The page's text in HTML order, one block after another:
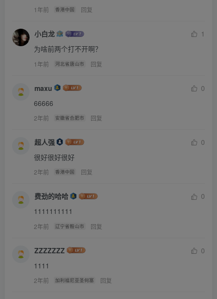
“看见茄子姐姐喂贝茄了，眼红了？觉得茄子姐姐好是吧？”
“我姐姐不喂我。”
“这么大了还叫人喂？”
“姐姐不关心我，不吃青菜会生病。”
“呦，这不是懂道理吗？知道会生病还不吃青菜？”
“姐姐根本不心疼我生病！”
的脸，“好好一个懂事的小孩怎么越学越回去了？”
“我就是想要贝茄看看，我姐姐也宠爱我的。”小瓜低下了
头，这才把心里话说出来。
吗，为什么非要向别人显摆呢？茄子姐姐这次喂，贝茄吃
毛病，才不会生病。这才是好孩子呀。”张金瓜拍了拍小瓜的
脑袋，小瓜惭愧地低下了头。
“小瓜长大了，知道要面子了，懂事才有面子，是不是呀？”
1年前 香港中国 回复
小白龙
1
为啥前两个打不开啊？
1年前 河北省唐山市 回复
maxu
0
66666
2年前 安徽省合肥市 回复
超人强
0
很好很好很好
2年前 香港中国 回复
费劲的哈哈
0
1111111111
2年前 辽宁省鞍山市 回复
ZZZZZZZ
0
1111
2年前 加利福尼亚圣何塞 回复